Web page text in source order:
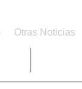
Otras Noticias